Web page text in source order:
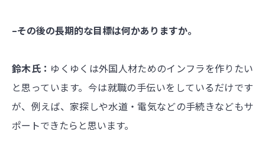
–その後の長期的な目標は何かありますか。
鈴木氏： ゆくゆくは外国人材ためのインフラを作りたい
と思っています。今は就職の手伝いをしているだけです
が、例えば、家探しや水道・電気などの手続きなどもサ
ポートできたらと思います。